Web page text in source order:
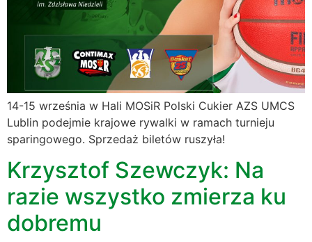
14-15 września w Hali MOSiR Polski Cukier AZS UMCS
Lublin podejmie krajowe rywalki w ramach turnieju
sparingowego. Sprzedaż biletów ruszyła!
Krzysztof Szewczyk: Na
razie wszystko zmierza ku
dobremu